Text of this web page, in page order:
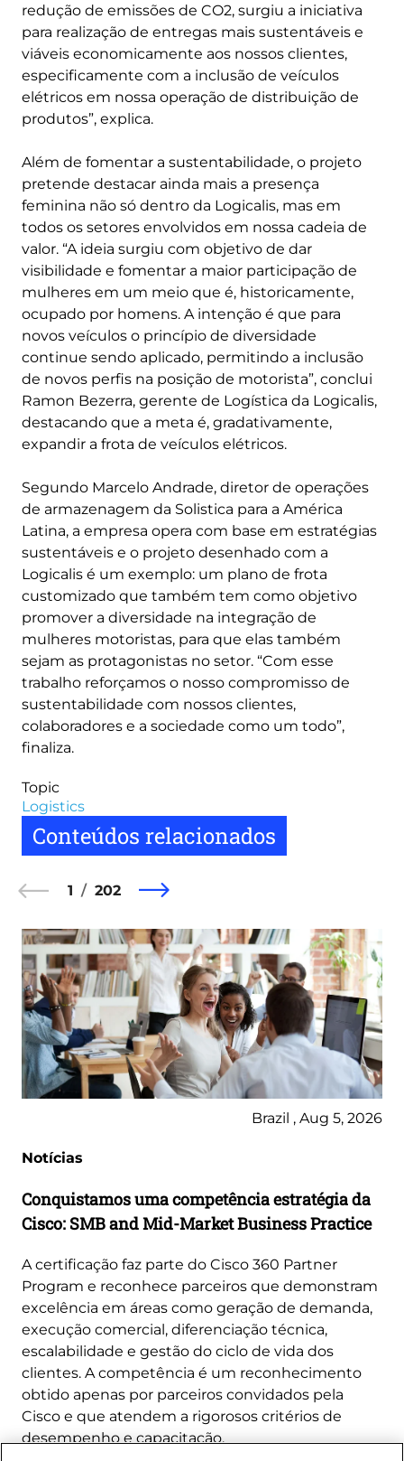
redução de emissões de CO2, surgiu a iniciativa
para realização de entregas mais sustentáveis e
viáveis economicamente aos nossos clientes,
especificamente com a inclusão de veículos
elétricos em nossa operação de distribuição de
produtos”, explica.
Além de fomentar a sustentabilidade, o projeto
pretende destacar ainda mais a presença
feminina não só dentro da Logicalis, mas em
todos os setores envolvidos em nossa cadeia de
valor. “A ideia surgiu com objetivo de dar
visibilidade e fomentar a maior participação de
mulheres em um meio que é, historicamente,
ocupado por homens. A intenção é que para
novos veículos o princípio de diversidade
continue sendo aplicado, permitindo a inclusão
de novos perfis na posição de motorista”, conclui
Ramon Bezerra, gerente de Logística da Logicalis,
destacando que a meta é, gradativamente,
expandir a frota de veículos elétricos.
Segundo Marcelo Andrade, diretor de operações
de armazenagem da Solistica para a América
Latina, a empresa opera com base em estratégias
sustentáveis e o projeto desenhado com a
Logicalis é um exemplo: um plano de frota
customizado que também tem como objetivo
promover a diversidade na integração de
mulheres motoristas, para que elas também
sejam as protagonistas no setor. “Com esse
trabalho reforçamos o nosso compromisso de
sustentabilidade com nossos clientes,
colaboradores e a sociedade como um todo”,
finaliza.
Topic
Logistics
Conteúdos relacionados
1 202
Brazil , Aug 5, 2026
Notícias
Conquistamos uma competência estratégia da
Cisco: SMB and Mid-Market Business Practice
A certificação faz parte do Cisco 360 Partner
Program e reconhece parceiros que demonstram
excelência em áreas como geração de demanda,
execução comercial, diferenciação técnica,
escalabilidade e gestão do ciclo de vida dos
clientes. A competência é um reconhecimento
obtido apenas por parceiros convidados pela
Cisco e que atendem a rigorosos critérios de
desempenho e capacitação.